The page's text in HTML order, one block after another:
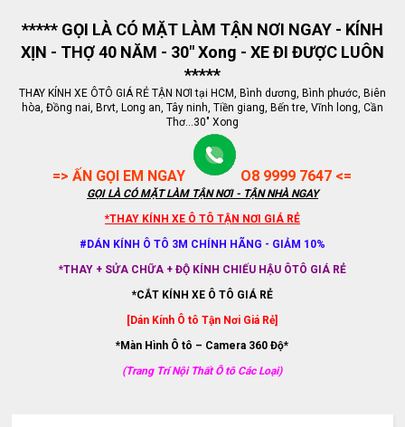
***** GỌI LÀ CÓ MẶT LÀM TẬN NƠI NGAY - KÍNH
XỊN - THỢ 40 NĂM - 30" Xong - XE ĐI ĐƯỢC LUÔN
*****
THAY KÍNH XE ÔTÔ GIÁ RẺ TẬN NƠI tại HCM, Bình dương, Bình phước, Biên
hòa, Đồng nai, Brvt, Long an, Tây ninh, Tiền giang, Bến tre, Vĩnh long, Cần
Thơ...30" Xong
=> ẤN GỌI EM NGAY O8 9999 7647 <=
GỌI LÀ CÓ MẶT LÀM TẬN NƠI - TẬN NHÀ NGAY
*THAY KÍNH XE Ô TÔ TẬN NƠI GIÁ RẺ
#DÁN KÍNH Ô TÔ 3M CHÍNH HÃNG - GIẢM 10%
*THAY + SỬA CHỮA + ĐỘ KÍNH CHIẾU HẬU ÔTÔ GIÁ RẺ
*CẮT KÍNH XE Ô TÔ GIÁ RẺ
[Dán Kính Ô tô Tận Nơi Giá Rẻ]
*Màn Hình Ô tô – Camera 360 Độ*
(Trang Trí Nội Thất Ô tô Các Loại)